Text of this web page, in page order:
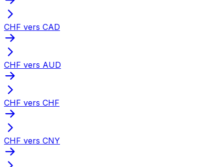
CHF vers CAD
CHF vers AUD
CHF vers CHF
CHF vers CNY